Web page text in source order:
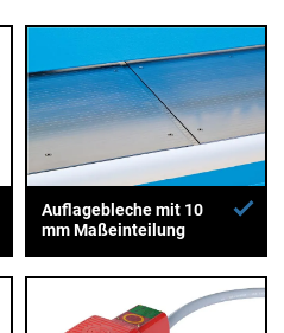
Auflagebleche mit 10
mm Maßeinteilung